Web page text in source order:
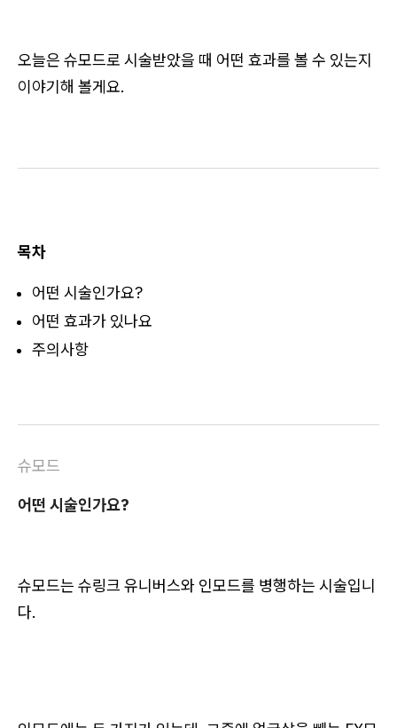
오늘은 슈모드로 시술받았을 때 어떤 효과를 볼 수 있는지
이야기해 볼게요.
목차
​어떤 시술인가요?
어떤 효과가 있나요
주의사항
슈모드
어떤 시술인가요?
슈모드는 슈링크 유니버스와 인모드를 병행하는 시술입니
다.